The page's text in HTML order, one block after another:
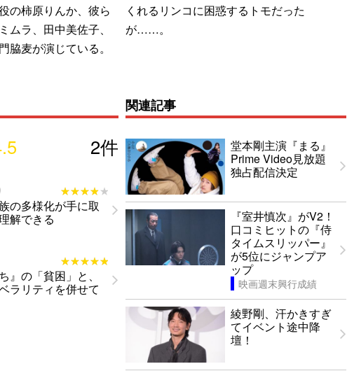
の柿原りんか、彼ら
ムラ、田中美佐子、
脇麦が演じている。
くれるリンコに困惑するトモだった
が……。
2件
★★★★★
★★★★★
の多様化が手に取
解できる
★★★★★
★★★★★
』の「貧困」と、
ラリティを併せて
関連記事
堂本剛主演『まる』
Prime Video見放題
独占配信決定
『室井慎次』がV2！
口コミヒットの『侍
タイムスリッパー』
が5位にジャンプア
ップ
映画週末興行成績
綾野剛、汗かきすぎ
てイベント途中降
壇！